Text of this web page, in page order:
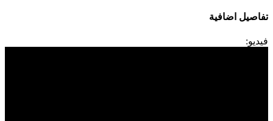
تفاصيل اضافية
فيديو: